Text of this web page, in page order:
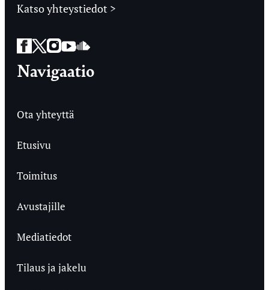
Katso yhteystiedot >
Facebook
Twitter
Instagram
YouTube
SoundCloud
Navigaatio
Ota yhteyttä
Etusivu
Toimitus
Avustajille
Mediatiedot
Tilaus ja jakelu